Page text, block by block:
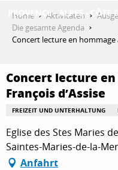
contenu
AKTIVITÄTEN
AUFENTHALT
Home Aktivitäten
Die gesamte Agenda
Concert lecture en hommage
Concert lecture
François d’Assise
FREIZEIT UND UNTERHALTUNG
Eglise des Stes Maries
Saintes-Maries-de-la-Mer
Anfahrt